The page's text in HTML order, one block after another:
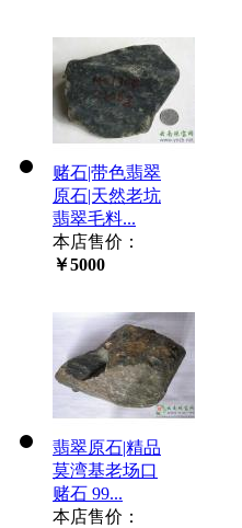
赌石|带色翡翠
原石|天然老坑
翡翠毛料...
本店售价：
￥5000
翡翠原石|精品
莫湾基老场口
赌石 99...
本店售价：